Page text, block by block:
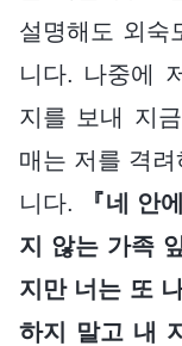
설명해도 외숙
니다. 나중에
지를 보내 지
매는 저를 격
니다.
『네 안
지 않는 가족
지만 너는 또
하지 말고 내